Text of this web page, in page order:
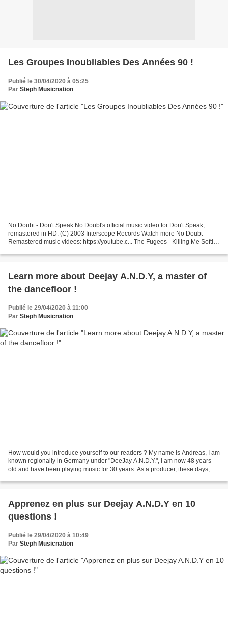
Les Groupes Inoubliables Des Années 90 !
Publié le 30/04/2020 à 05:25
Par Steph Musicnation
No Doubt - Don't Speak No Doubt's official music video for Don't Speak,
remastered in HD. (C) 2003 Interscope Records Watch more No Doubt
Remastered music videos: https://youtube.c... The Fugees - Killing Me Softly
Learn more about Deejay A.N.D.Y, a master of
the dancefloor !
Publié le 29/04/2020 à 11:00
Par Steph Musicnation
How would you introduce yourself to our readers ? My name is Andreas, I am
known regionally in Germany under "DeeJay A.N.D.Y.", I am now 48 years
old and have been playing music for 30 years. As a producer, these days,
Apprenez en plus sur Deejay A.N.D.Y en 10
questions !
Publié le 29/04/2020 à 10:49
Par Steph Musicnation